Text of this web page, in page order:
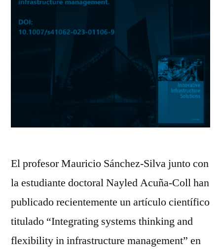
El profesor Mauricio Sánchez-Silva junto con
la estudiante doctoral Nayled Acuña‑Coll han
publicado recientemente un artículo científico
titulado “Integrating systems thinking and
flexibility in infrastructure management” en